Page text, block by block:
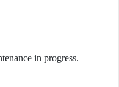
in progress.